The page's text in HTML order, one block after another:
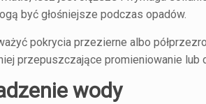
być głośniejsze podczas opadów.
pokrycia przezierne albo
przepuszczające promieniowanie lub
wody